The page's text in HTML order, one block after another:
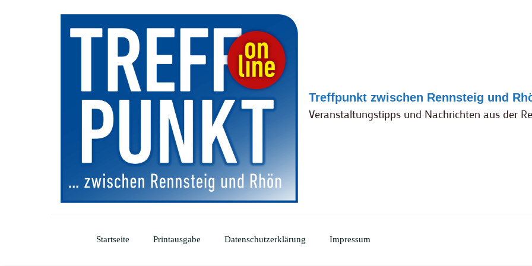
Treffpunkt zwischen Rennsteig und
Veranstaltungstipps und Nachrichten aus der
Startseite Printausgabe Datenschutzerklärung Impressum